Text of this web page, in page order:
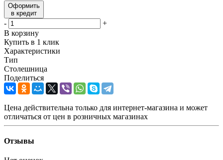
Оформить
в кредит
-
+
В корзину
Купить в 1 клик
Характеристики
Тип
Столешница
Поделиться
Цена действительна только для интернет-магазина и может
отличаться от цен в розничных магазинах
Отзывы